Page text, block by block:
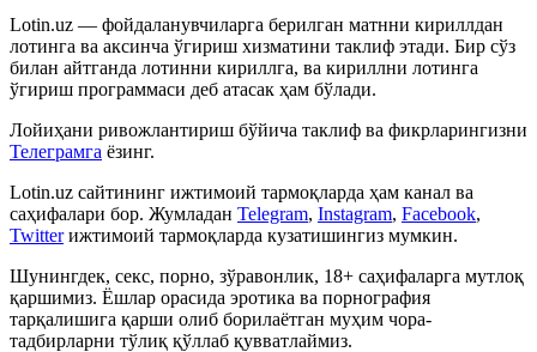
Lotin.uz — фойдаланувчиларга берилган матнни кириллдан
лотинга ва аксинча ўгириш хизматини таклиф этади. Бир сўз
билан айтганда лотинни кириллга, ва кириллни лотинга
ўгириш программаси деб атасак ҳам бўлади.
Лойиҳани ривожлантириш бўйича таклиф ва фикрларингизни
Телеграмга ёзинг.
Lotin.uz сайтининг ижтимоий тармоқларда ҳам канал ва
саҳифалари бор. Жумладан Telegram, Instagram, Facebook,
Twitter ижтимоий тармоқларда кузатишингиз мумкин.
Шунингдек, секс, порно, зўравонлик, 18+ саҳифаларга мутлоқ
қаршимиз. Ёшлар орасида эротика ва порнография
тарқалишига қарши олиб борилаётган муҳим чора-
тадбирларни тўлиқ қўллаб қувватлаймиз.